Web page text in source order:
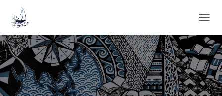
É
P
L
I
E
R
L